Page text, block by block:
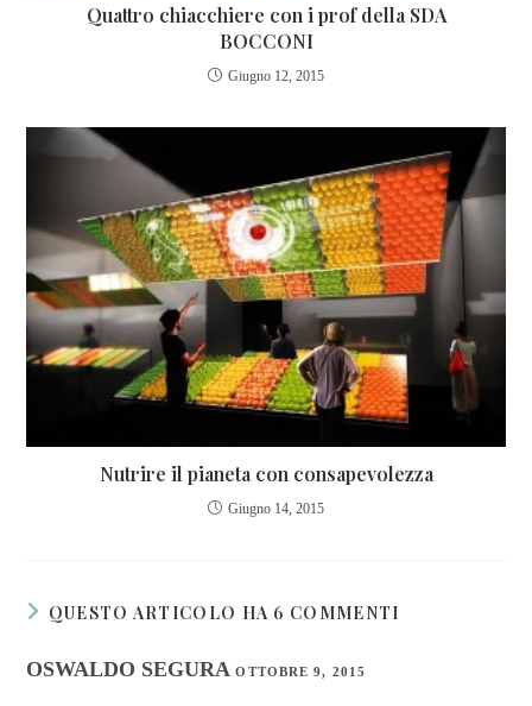
Quattro chiacchiere con i prof della SDA
BOCCONI
Giugno 12, 2015
Nutrire il pianeta con consapevolezza
Giugno 14, 2015
QUESTO ARTICOLO HA 6 COMMENTI
OSWALDO SEGURAOTTOBRE 9, 2015